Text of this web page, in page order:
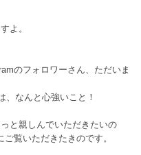
よ。
のフォロワーさん、ただいま
、なんと心強いこと！
と親しんでいただきたいの
覧いただきたきのです。